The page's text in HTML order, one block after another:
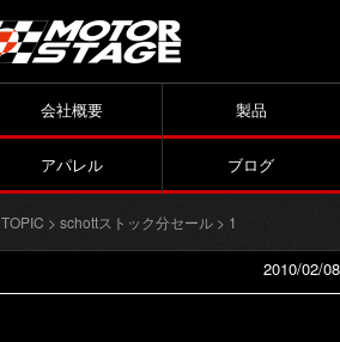
会社概要 製品
アパレル ブログ
TOPIC > schottストック分セール > 1
2010/02/08